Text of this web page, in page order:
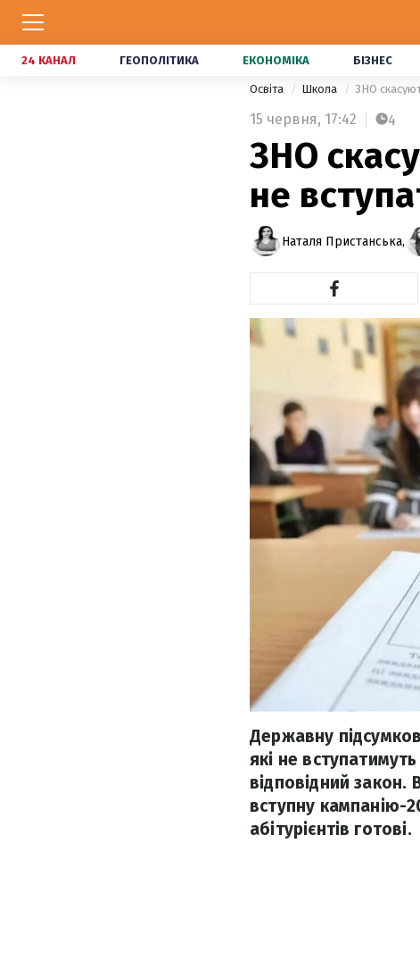
24 КАНАЛ ГЕОПОЛІТИКА ЕКОНОМІКА БІЗНЕС
Освіта Школа ЗНО
15 червня, 17:42 4
ЗНО
не
Наталя Пристанська,
Державну
які не
відповідний
вступну
абітурієнтів готові.